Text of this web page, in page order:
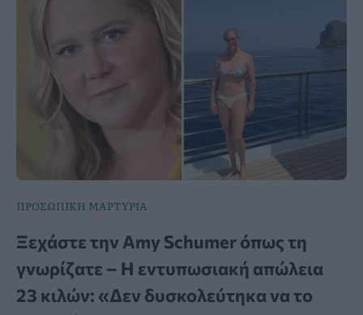
ΠΡΟΣΩΠΙΚΗ ΜΑΡΤΥΡΙΑ
Ξεχάστε την Amy Schumer όπως τη
γνωρίζατε – Η εντυπωσιακή απώλεια
23 κιλών: «Δεν δυσκολεύτηκα να το